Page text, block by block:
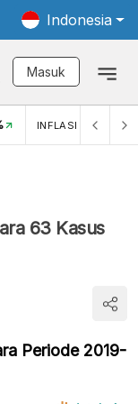
Indonesia
Masuk
INFLASI MOM
63 Kasus
Periode 2019-